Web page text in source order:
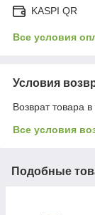
KASPI QR
Все условия
Условия
Возврат товара
Все условия
Подобные